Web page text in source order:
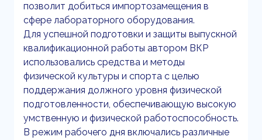
позволит добиться импортозамещения в
сфере лабораторного оборудования.
Для успешной подготовки и защиты выпускной
квалификационной работы автором ВКР
использовались средства и методы
физической культуры и спорта с целью
поддержания должного уровня физической
подготовленности, обеспечивающую высокую
умственную и физической работоспособность.
В режим рабочего дня включались различные